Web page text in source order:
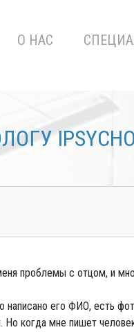
О НАС
проблемы с отцом, и
его ФИО, есть
когда мне пишет